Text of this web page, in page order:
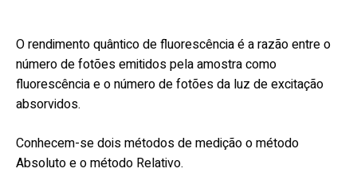
O rendimento quântico de fluorescência é a razão entre o
número de fotões emitidos pela amostra como
fluorescência e o número de fotões da luz de excitação
absorvidos.
Conhecem-se dois métodos de medição o método
Absoluto e o método Relativo.